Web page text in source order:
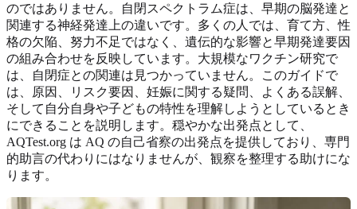
のではありません。自閉スペクトラム症は、早期の脳発達と
関連する神経発達上の違いです。多くの人では、育て方、性
格の欠陥、努力不足ではなく、遺伝的な影響と早期発達要因
の組み合わせを反映しています。大規模なワクチン研究で
は、自閉症との関連は見つかっていません。このガイドで
は、原因、リスク要因、妊娠に関する疑問、よくある誤解、
そして自分自身や子どもの特性を理解しようとしているとき
にできることを説明します。穏やかな出発点として、
AQTest.org は AQ の自己省察の出発点を提供しており、専門
的助言の代わりにはなりませんが、観察を整理する助けにな
ります。